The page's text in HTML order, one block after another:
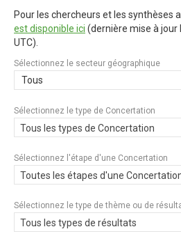
Pour les chercheurs et les synthèses
est disponible ici (dernière mise à jour
UTC).
Sélectionnez le secteur géographique
Tous
Sélectionnez le type de Concertation
Tous les types de Concertation
Sélectionnez l'étape d'une Concertation
Toutes les étapes d'une
Sélectionnez le type de thème ou de
Tous les types de résultats